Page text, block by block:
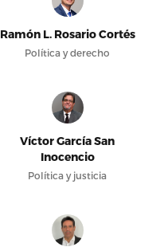
Ramón L. Rosario Cortés
Política y derecho
Víctor García San
Inocencio
Política y justicia